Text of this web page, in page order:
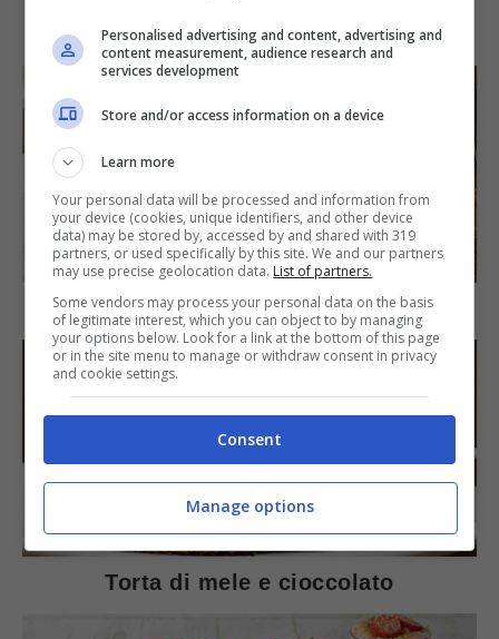
SECONDI PIATTI
Arista di maiale al latte
DOLCI
Torta di mele e cioccolato
Personalised advertising and content, advertising and
content measurement, audience research and
services development
Store and/or access information on a device
Learn more
Your personal data will be processed and information from
your device (cookies, unique identifiers, and other device
data) may be stored by, accessed by and shared with 319
partners, or used specifically by this site. We and our partners
may use precise geolocation data. List of partners.
Some vendors may process your personal data on the basis
of legitimate interest, which you can object to by managing
your options below. Look for a link at the bottom of this page
or in the site menu to manage or withdraw consent in privacy
and cookie settings.
Consent
Manage options